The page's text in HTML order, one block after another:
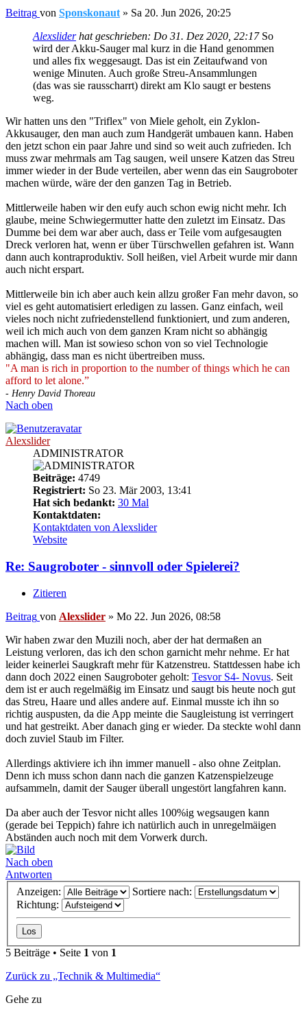
Beitrag von Sponskonaut» Sa 20. Jun 2026, 20:25
Alexsliderhat geschrieben: Do 31. Dez 2020, 22:17So
wird der Akku-Sauger mal kurz in die Hand genommen
und alles fix weggesaugt. Das ist ein Zeitaufwand von
wenige Minuten. Auch große Streu-Ansammlungen
(das was sie rausscharrt) direkt am Klo saugt er bestens
weg.
Wir hatten uns den "Triflex" von Miele geholt, ein Zyklon-
Akkusauger, den man auch zum Handgerät umbauen kann. Haben
den jetzt schon ein paar Jahre und sind so weit auch zufrieden. Ich
muss zwar mehrmals am Tag saugen, weil unsere Katzen das Streu
immer wieder in der Bude verteilen, aber wenn das ein Saugroboter
machen würde, wäre der den ganzen Tag in Betrieb.
Mittlerweile haben wir den eufy auch schon ewig nicht mehr. Ich
glaube, meine Schwiegermutter hatte den zuletzt im Einsatz. Das
Dumme bei dem war aber auch, dass er Teile vom aufgesaugten
Dreck verloren hat, wenn er über Türschwellen gefahren ist. Wann
dann auch kontraproduktiv. Soll heißen, viel Arbeit wurde mir dann
auch nicht erspart.
Mittlerweile bin ich aber auch kein allzu großer Fan mehr davon, so
viel es geht automatisiert erledigen zu lassen. Ganz einfach, weil
vieles noch nicht zufriedenstellend funktioniert, und zum anderen,
weil ich mich auch von dem ganzen Kram nicht so abhängig
machen will. Man ist sowieso schon von so viel Technologie
abhängig, dass man es nicht übertreiben muss.
"A man is rich in proportion to the number of things which he can
afford to let alone.”
- Henry David Thoreau
Nach oben
Alexslider
ADMINISTRATOR
Beiträge: 4749
Registriert: So 23. Mär 2003, 13:41
Hat sich bedankt: 30 Mal
Kontaktdaten:
Kontaktdaten von Alexslider
Website
Re: Saugroboter - sinnvoll oder Spielerei?
Zitieren
Beitrag von Alexslider » Mo 22. Jun 2026, 08:58
Wir haben zwar den Muzili noch, aber der hat dermaßen an
Leistung verloren, das ich den schon garnicht mehr nehme. Er hat
leider keinerlei Saugkraft mehr für Katzenstreu. Stattdessen habe ich
dann doch 2022 einen Saugroboter geholt: Tesvor S4- Novus. Seit
dem ist er auch regelmäßig im Einsatz und saugt bis heute noch gut
das Streu, Haare und alles andere auf. Einmal musste ich ihn so
richtig auspusten, da die App meinte die Saugleistung ist verringert
und hat gestreikt. Aber danach ging er wieder. Da steckte wohl dann
doch zuviel Staub im Filter.
Allerdings aktiviere ich ihn immer manuell - also ohne Zeitplan.
Denn ich muss schon dann nach die ganzen Katzenspielzeuge
aufsammeln, damit der Sauger überall ungestört langfahren kann.
Da aber auch der Tesvor nicht alles 100%ig wegsaugen kann
(gerade bei Teppich) fahre ich natürlich auch in unregelmäigen
Abständen auch noch mit dem Vorwerk durch.
Nach oben
Antworten
Anzeigen:
Sortiere nach:
Richtung:
5 Beiträge • Seite 1 von 1
Zurück zu „Technik & Multimedia“
Gehe zu